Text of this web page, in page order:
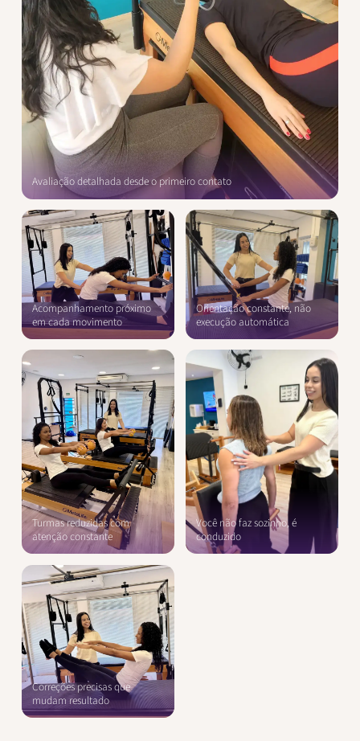
Avaliação detalhada desde o primeiro contato
Acompanhamento próximo
em cada movimento
Orientação constante, não
execução automática
Turmas reduzidas com
atenção constante
Você não faz sozinho, é
conduzido
Correções precisas que
mudam resultado